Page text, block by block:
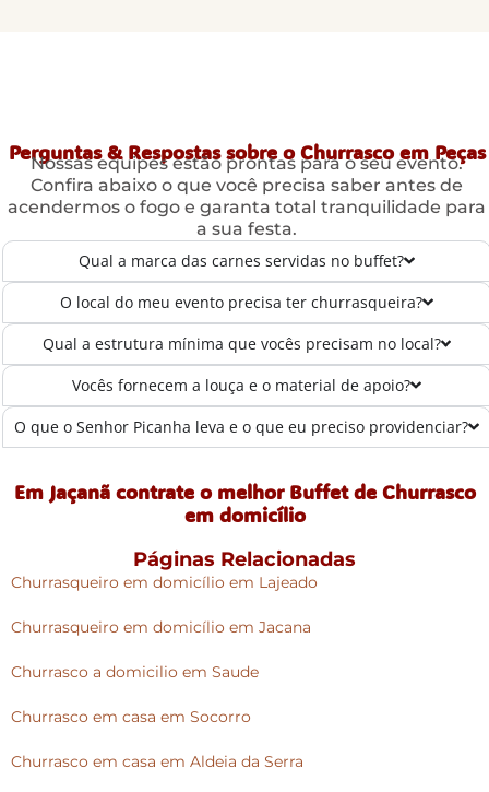
Perguntas & Respostas sobre o Churrasco em Peças
Nossas equipes estão prontas para o seu evento.
Confira abaixo o que você precisa saber antes de
acendermos o fogo e garanta total tranquilidade para
a sua festa.
Qual a marca das carnes servidas no buffet?
O local do meu evento precisa ter churrasqueira?
Qual a estrutura mínima que vocês precisam no local?
Vocês fornecem a louça e o material de apoio?
O que o Senhor Picanha leva e o que eu preciso providenciar?
Em Jaçanã contrate o melhor Buffet de Churrasco
em domicílio
Páginas Relacionadas
Churrasqueiro em domicílio em Lajeado
Churrasqueiro em domicílio em Jacana
Churrasco a domicilio em Saude
Churrasco em casa em Socorro
Churrasco em casa em Aldeia da Serra